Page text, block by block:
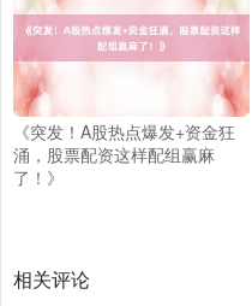
《突发！A股热点爆发+资金狂
涌，股票配资这样配组赢麻
了！》
相关评论
3515.56